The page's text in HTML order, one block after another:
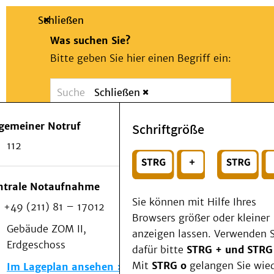
Suche
Schließen
Was suchen Sie?
Bitte geben Sie hier einen Begriff ein:
Suchen
Wählen Sie ein Thema für Ihren
Notfall
Schließen
Notruf
112
Notaufnahme
+49 (211) 81 – 17012
Gebäude ZOM II,
Erdgeschoss
Im Lageplan ansehen
Schriftgröße
Sie können mit Hilfe Ihres
Browsers größer oder kleiner
anzeigen lassen. Verwenden
dafür bitte STRG + und
Mit STRG o gelangen Sie
Patienten & Besucher
Als Patient am UKD
Beratung und Unterstützung
Veranstaltungen
Kommunikation im Medizinwesen (KIM)
Notfall
Forschung & Lehre
Medizinische Fakultät